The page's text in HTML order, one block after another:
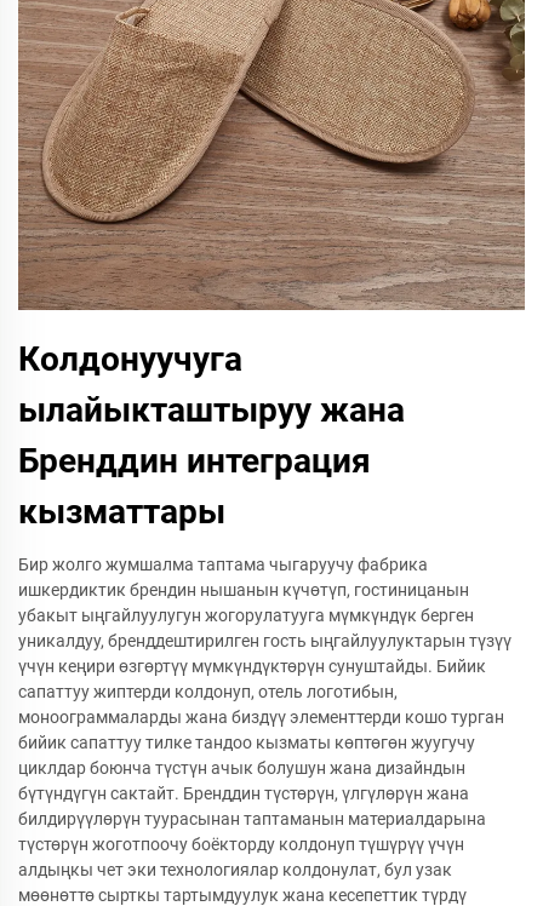
Колдонуучуга
ылайыкташтыруу жана
Бренддин интеграция
кызматтары
Бир жолго жумшалма таптама чыгаруучу фабрика
ишкердиктик брендин нышанын күчөтүп, гостиницанын
убакыт ыңгайлуулугун жогорулатууга мүмкүндүк берген
уникалдуу, бренддештирилген гость ыңгайлуулуктарын түзүү
үчүн кеңири өзгөртүү мүмкүндүктөрүн сунуштайды. Бийик
сапаттуу жиптерди колдонуп, отель логотибын,
моноограммаларды жана биздүү элементтерди кошо турган
бийик сапаттуу тилке тандоо кызматы көптөгөн жуугучу
циклдар боюнча түстүн ачык болушун жана дизайндын
бүтүндүгүн сактайт. Бренддин түстөрүн, үлгүлөрүн жана
билдирүүлөрүн туурасынан таптаманын материалдарына
түстөрүн жоготпоочу боёкторду колдонуп түшүрүү үчүн
алдыңкы чет эки технологиялар колдонулат, бул узак
мөөнөттө сырткы тартымдуулук жана кесепеттик түрдү